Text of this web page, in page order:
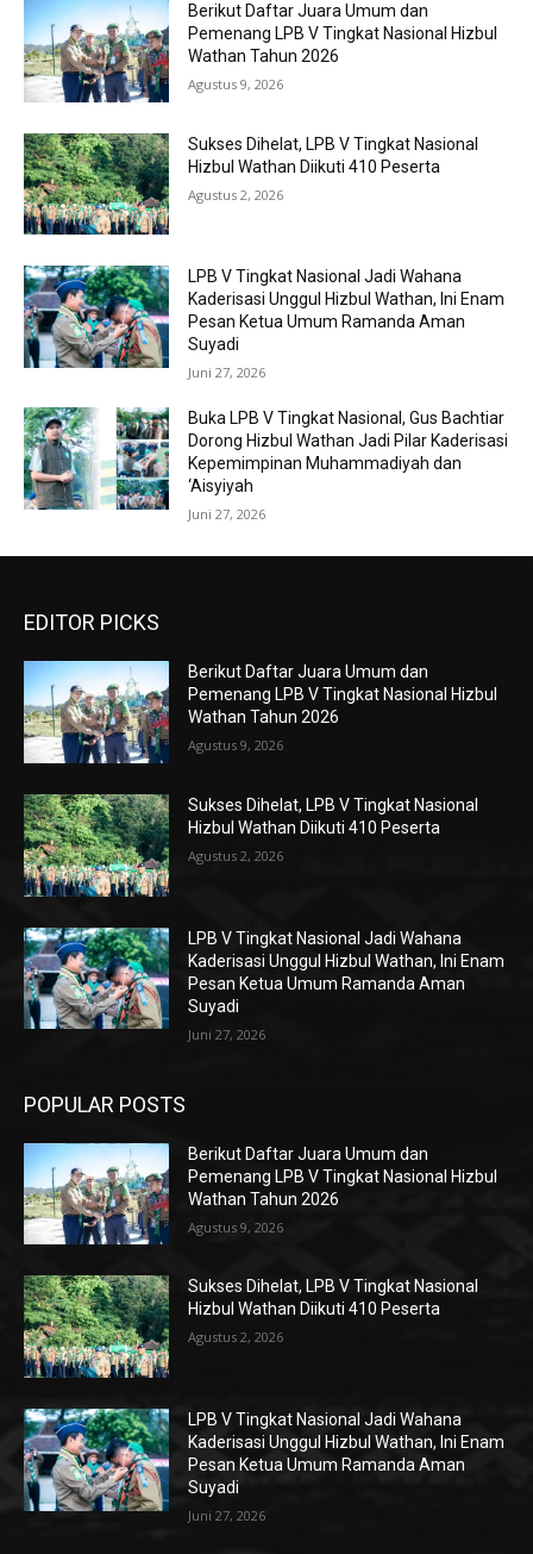
Berikut Daftar Juara Umum dan
Pemenang LPB V Tingkat Nasional Hizbul
Wathan Tahun 2026
Agustus 9, 2026
Sukses Dihelat, LPB V Tingkat Nasional
Hizbul Wathan Diikuti 410 Peserta
Agustus 2, 2026
LPB V Tingkat Nasional Jadi Wahana
Kaderisasi Unggul Hizbul Wathan, Ini Enam
Pesan Ketua Umum Ramanda Aman
Suyadi
Juni 27, 2026
Buka LPB V Tingkat Nasional, Gus Bachtiar
Dorong Hizbul Wathan Jadi Pilar Kaderisasi
Kepemimpinan Muhammadiyah dan
‘Aisyiyah
Juni 27, 2026
EDITOR PICKS
Berikut Daftar Juara Umum dan
Pemenang LPB V Tingkat Nasional Hizbul
Wathan Tahun 2026
Agustus 9, 2026
Sukses Dihelat, LPB V Tingkat Nasional
Hizbul Wathan Diikuti 410 Peserta
Agustus 2, 2026
LPB V Tingkat Nasional Jadi Wahana
Kaderisasi Unggul Hizbul Wathan, Ini Enam
Pesan Ketua Umum Ramanda Aman
Suyadi
Juni 27, 2026
POPULAR POSTS
Berikut Daftar Juara Umum dan
Pemenang LPB V Tingkat Nasional Hizbul
Wathan Tahun 2026
Agustus 9, 2026
Sukses Dihelat, LPB V Tingkat Nasional
Hizbul Wathan Diikuti 410 Peserta
Agustus 2, 2026
LPB V Tingkat Nasional Jadi Wahana
Kaderisasi Unggul Hizbul Wathan, Ini Enam
Pesan Ketua Umum Ramanda Aman
Suyadi
Juni 27, 2026